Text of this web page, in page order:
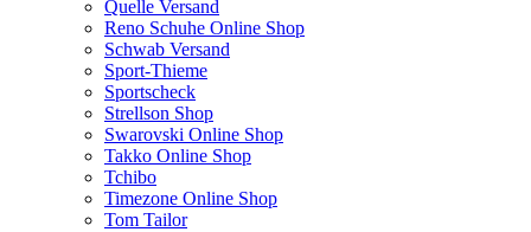
Quelle Versand
Reno Schuhe Online Shop
Schwab Versand
Sport-Thieme
Sportscheck
Strellson Shop
Swarovski Online Shop
Takko Online Shop
Tchibo
Timezone Online Shop
Tom Tailor